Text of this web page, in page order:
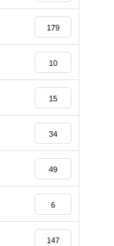
179
10
15
34
49
6
147